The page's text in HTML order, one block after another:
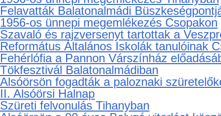
Bunkerrajzoló a Pannon Várszínházban
Átadták az őrtorony kilátót Tihanyban
Tök jó fejek Alsóörsön
1956-os ünnepi megemlékezés Alsóörsön
1956-os ünnepi megemlékezés Tihanyban
Felavatták Balatonalmádi
1956-os ünnepi megemlékezés Csopakon
Szavaló és rajzversenyt tartottak a
Református Általános Iskolák tanulóinak